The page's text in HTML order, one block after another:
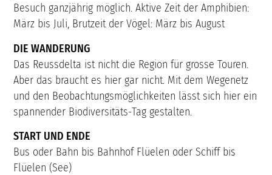
Besuch ganzjährig möglich. Aktive Zeit der Amphibien:
März bis Juli, Brutzeit der Vögel: März bis August
DIE WANDERUNG
Das Reussdelta ist nicht die Region für grosse Touren.
Aber das braucht es hier gar nicht. Mit dem Wegenetz
und den Beobachtungsmöglichkeiten lässt sich hier ein
spannender Biodiversitäts-Tag gestalten.
START UND ENDE
Bus oder Bahn bis Bahnhof Flüelen oder Schiff bis
Flüelen (See)